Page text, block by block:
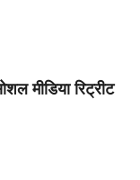
मीडिया रिट्रीट